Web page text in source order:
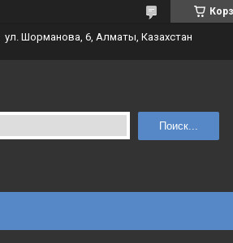
ул. Шорманова, 6, Алматы, Казахстан
Поиск...